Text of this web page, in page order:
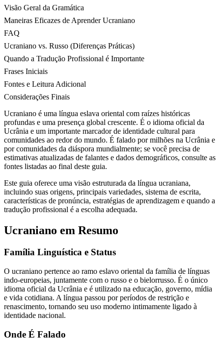
Visão Geral da Gramática
Maneiras Eficazes de Aprender Ucraniano
FAQ
Ucraniano vs. Russo (Diferenças Práticas)
Quando a Tradução Profissional é Importante
Frases Iniciais
Fontes e Leitura Adicional
Considerações Finais
Ucraniano é uma língua eslava oriental com raízes históricas
profundas e uma presença global crescente. É o idioma oficial da
Ucrânia e um importante marcador de identidade cultural para
comunidades ao redor do mundo. É falado por milhões na Ucrânia e
por comunidades da diáspora mundialmente; se você precisa de
estimativas atualizadas de falantes e dados demográficos, consulte as
fontes listadas ao final deste guia.
Este guia oferece uma visão estruturada da língua ucraniana,
incluindo suas origens, principais variedades, sistema de escrita,
características de pronúncia, estratégias de aprendizagem e quando a
tradução profissional é a escolha adequada.
Ucraniano em Resumo
Família Linguística e Status
O ucraniano pertence ao ramo eslavo oriental da família de línguas
indo-europeias, juntamente com o russo e o bielorrusso. É o único
idioma oficial da Ucrânia e é utilizado na educação, governo, mídia
e vida cotidiana. A língua passou por períodos de restrição e
renascimento, tornando seu uso moderno intimamente ligado à
identidade nacional.
Onde É Falado